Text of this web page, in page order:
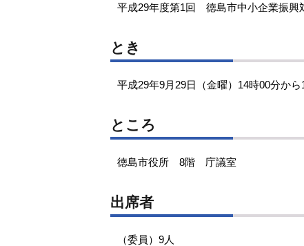
平成29年度第1回 徳島市中小企業振興
とき
平成29年9月29日（金曜）14時00分から
ところ
徳島市役所 8階 庁議室
出席者
（委員）9人